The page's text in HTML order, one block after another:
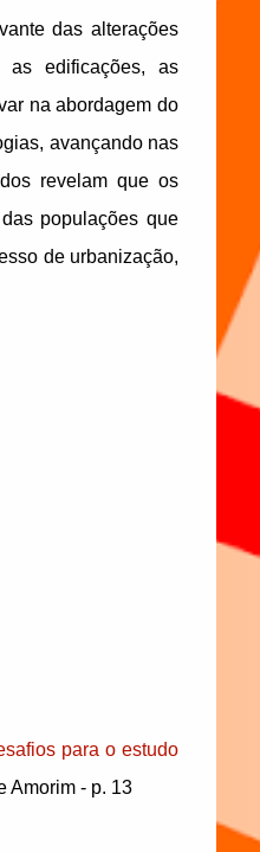
das alterações
as edificações, as
na abordagem do
avançando nas
revelam que os
populações que
de urbanização,
para o estudo
Amorim - p. 13